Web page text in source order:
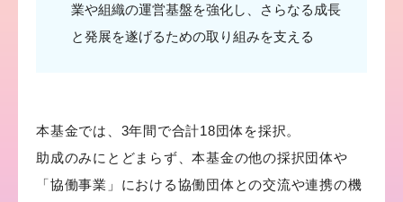
業や組織の運営基盤を強化し、さらなる成長
と発展を遂げるための取り組みを支える
本基金では、3年間で合計18団体を採択。
助成のみにとどまらず、本基金の他の採択団体や
「協働事業」における協働団体との交流や連携の機